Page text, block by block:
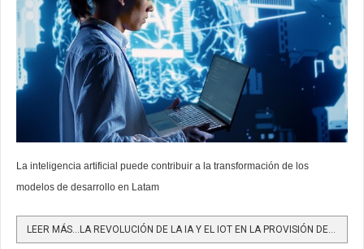
La inteligencia artificial puede contribuir a la transformación de los
modelos de desarrollo en Latam
LEER MÁS…LA REVOLUCIÓN DE LA IA Y EL IOT EN LA PROVISIÓN DE INTERNET Y SU TRANSFORMACIÓN EN AMÉRICA LATINA